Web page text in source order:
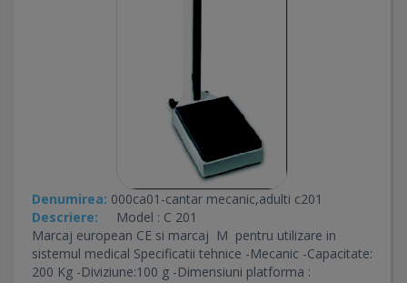
Denumirea: 000ca01-cantar mecanic,adulti c201
Descriere: Model : C 201
Marcaj european CE si marcaj M pentru utilizare in
sistemul medical Specificatii tehnice -Mecanic -Capacitate:
200 Kg -Diviziune:100 g -Dimensiuni platforma :